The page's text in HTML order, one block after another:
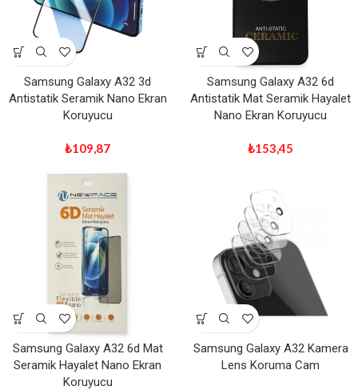
Samsung Galaxy A32 3d
Antistatik Seramik Nano Ekran
Koruyucu
₺109,87
Samsung Galaxy A32 6d
Antistatik Mat Seramik Hayalet
Nano Ekran Koruyucu
₺153,45
Samsung Galaxy A32 6d Mat
Seramik Hayalet Nano Ekran
Koruyucu
Samsung Galaxy A32 Kamera
Lens Koruma Cam